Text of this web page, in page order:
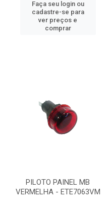
Faça seu login ou
cadastre-se para
ver preços e
comprar
PILOTO PAINEL MB
VERMELHA - ETE7063VM